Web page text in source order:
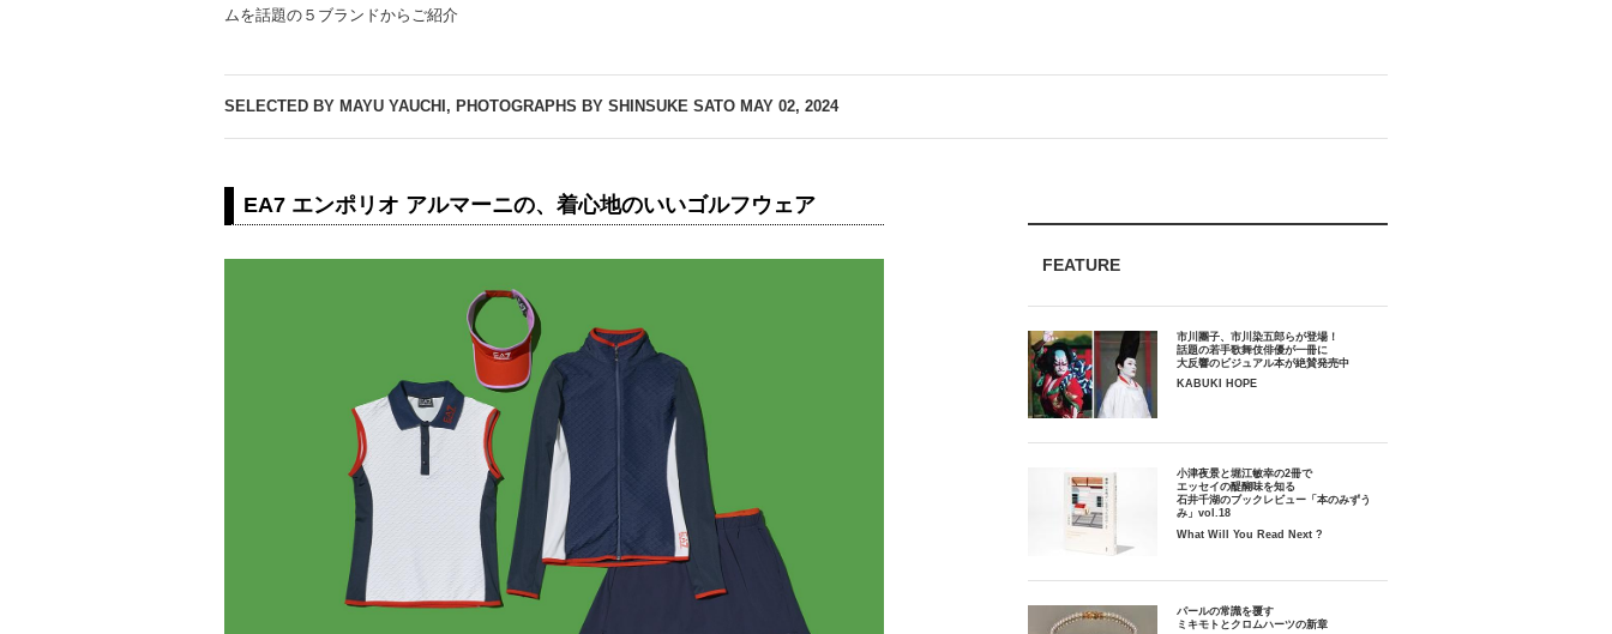
ムを話題の５ブランドからご紹介
SELECTED BY MAYU YAUCHI, PHOTOGRAPHS BY SHINSUKE SATO MAY 02, 2024
EA7 エンポリオ アルマーニの、着心地のいいゴルフウェア
FEATURE
市川團子、市川染五郎らが登場！
話題の若手歌舞伎俳優が一冊に
大反響のビジュアル本が絶賛発売中
KABUKI HOPE
小津夜景と堀江敏幸の2冊で
エッセイの醍醐味を知る
石井千湖のブックレビュー「本のみずう
み」vol.18
What Will You Read Next ?
パールの常識を覆す
ミキモトとクロムハーツの新章